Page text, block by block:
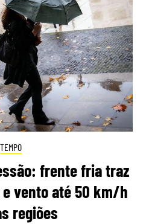
TEMPO
frente fria traz
vento até 50 km/h
regiões